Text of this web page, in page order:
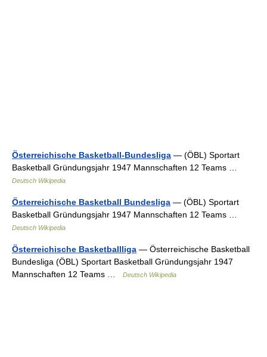
Österreichische Basketball-Bundesliga — (ÖBL) Sportart
Basketball Gründungsjahr 1947 Mannschaften 12 Teams …
Deutsch Wikipedia
Österreichische Basketball Bundesliga — (ÖBL) Sportart
Basketball Gründungsjahr 1947 Mannschaften 12 Teams …
Deutsch Wikipedia
Österreichische Basketballliga — Österreichische Basketball
Bundesliga (ÖBL) Sportart Basketball Gründungsjahr 1947
Mannschaften 12 Teams …
Deutsch Wikipedia